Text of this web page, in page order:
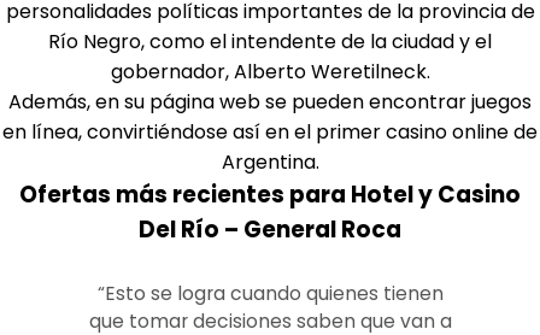
personalidades políticas importantes de la provincia de
Río Negro, como el intendente de la ciudad y el
gobernador, Alberto Weretilneck.
Además, en su página web se pueden encontrar juegos
en línea, convirtiéndose así en el primer casino online de
Argentina.
Ofertas más recientes para Hotel y Casino
Del Río – General Roca
“Esto se logra cuando quienes tienen
que tomar decisiones saben que van a